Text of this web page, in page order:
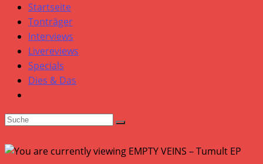
Startseite
Tonträger
Interviews
Livereviews
Specials
Dies & Das